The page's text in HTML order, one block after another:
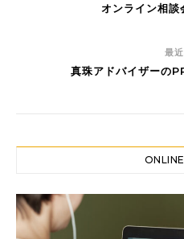
オンライン相談
最近
真珠アドバイザーの